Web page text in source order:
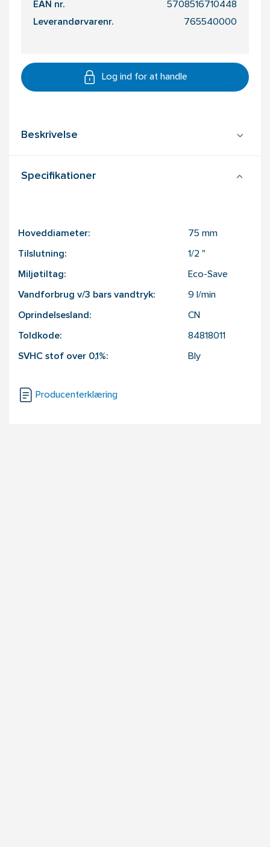
EAN nr. 5708516710448
Leverandørvarenr. 765540000
Log ind for at handle
Beskrivelse
Specifikationer
Hoveddiameter: 75 mm
Tilslutning: 1/2 "
Miljøtiltag: Eco-Save
Vandforbrug v/3 bars vandtryk: 9 l/min
Oprindelsesland: CN
Toldkode: 84818011
SVHC stof over 0,1%: Bly
Producenterklæring